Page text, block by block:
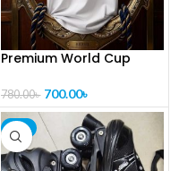
Premium World Cup
[CODE-PL1012]
780.00৳ 700.00৳